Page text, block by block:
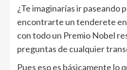
¿Te imaginarías ir paseando
encontrarte un tenderete en
con todo un Premio Nobel
preguntas de cualquier
Pues eso es básicamente lo